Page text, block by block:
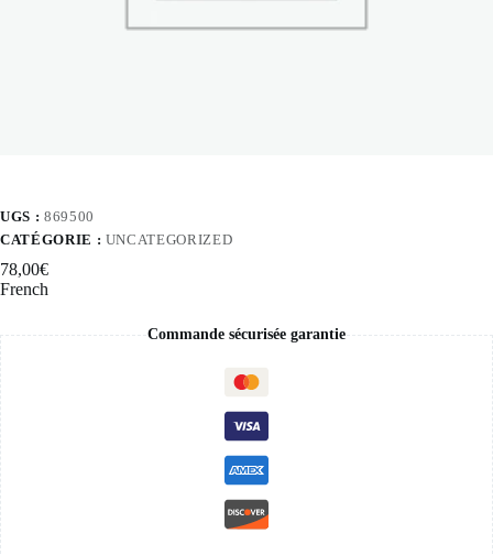
UGS : 869500
CATÉGORIE : UNCATEGORIZED
78,00€
French
Commande sécurisée garantie